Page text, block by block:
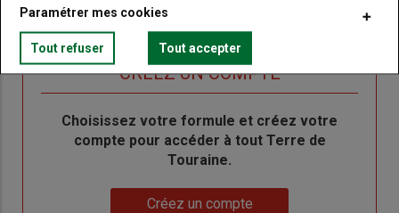
passe"
connecte"
Sous-
titre
Vous n'êtes pas abonné(e)
TITRE CRÉEZ UN COMPTE
BodyChoisissez votre formule et créez votre
compte pour accéder à tout Terre de
Touraine.
Créez un compte
Paramétrer mes cookies
Tout refuser Tout accepter